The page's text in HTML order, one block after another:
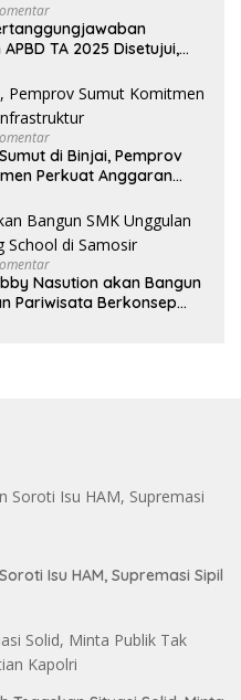
TA 2025 Disetujui,
dan Eksekutif
di Binjai, Pemprov
Perkuat Anggaran
Nasution akan Bangun
Pariwisata Berkonsep
Isu HAM, Supremasi Sipil